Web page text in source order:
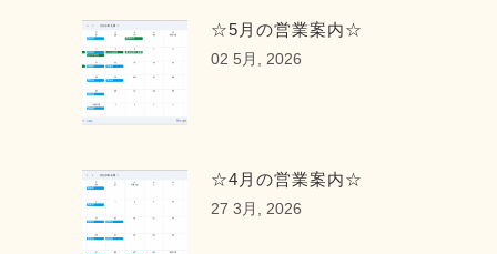
☆5月の営業案内☆
02 5月, 2026
☆4月の営業案内☆
27 3月, 2026